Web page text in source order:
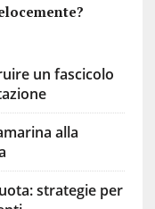
un fascicolo
alla
strategie per